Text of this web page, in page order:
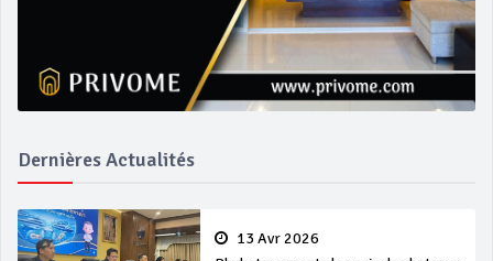
Dernières Actualités
13 Avr 2026